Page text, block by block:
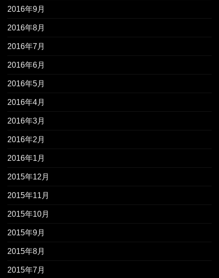
2016年9月
2016年8月
2016年7月
2016年6月
2016年5月
2016年4月
2016年3月
2016年2月
2016年1月
2015年12月
2015年11月
2015年10月
2015年9月
2015年8月
2015年7月